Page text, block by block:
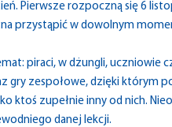
Pierwsze rozpoczną się 6
przystąpić w dowolnym
piraci, w dżungli, uczniowie
gry zespołowe, dzięki którym
ktoś zupełnie inny od nich.
danej lekcji.